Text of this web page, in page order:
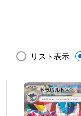
リスト表示